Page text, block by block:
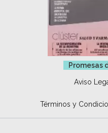
Promesas
Aviso
Términos y